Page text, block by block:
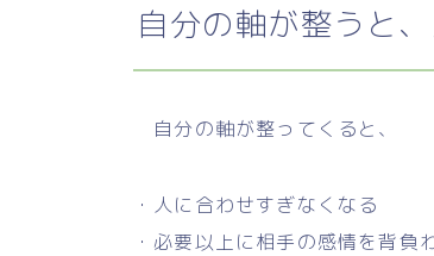
自分の軸が整うと
自分の軸が整ってくると、
・人に合わせすぎなくなる
・必要以上に相手の感情を背負